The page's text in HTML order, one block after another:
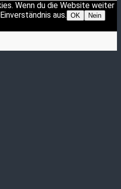
Wenn du die Website weiter
aus. OK
Nein